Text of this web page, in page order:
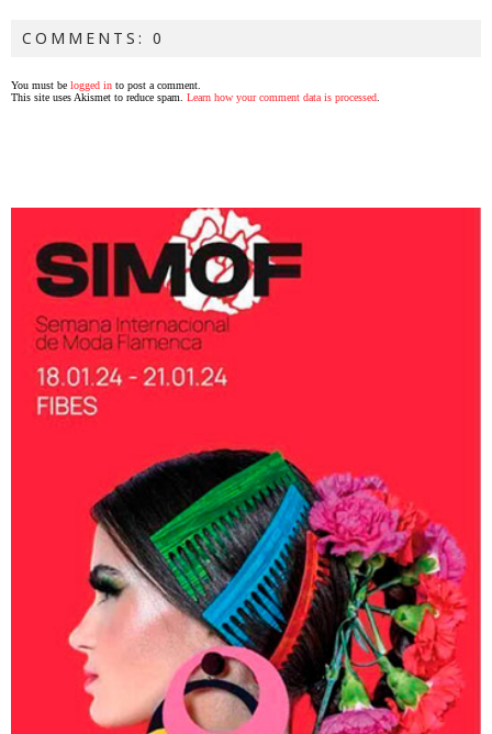
COMMENTS: 0
You must be logged in to post a comment.
This site uses Akismet to reduce spam. Learn how your comment data is processed